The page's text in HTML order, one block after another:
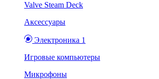
Valve Steam Deck
Аксессуары
Электроника 1
Игровые компьютеры
Микрофоны